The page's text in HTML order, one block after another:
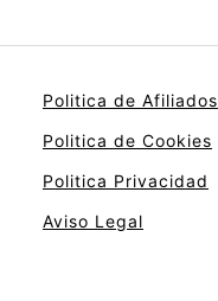
Politica de Afiliados
Politica de Cookies
Politica Privacidad
Aviso Legal